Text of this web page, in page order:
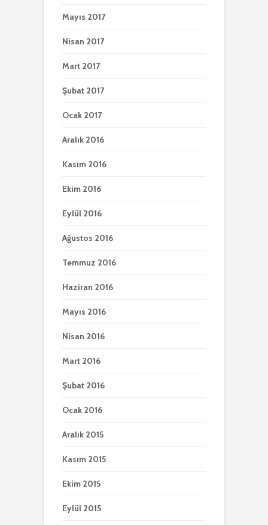
Mayıs 2017
Nisan 2017
Mart 2017
Şubat 2017
Ocak 2017
Aralık 2016
Kasım 2016
Ekim 2016
Eylül 2016
Ağustos 2016
Temmuz 2016
Haziran 2016
Mayıs 2016
Nisan 2016
Mart 2016
Şubat 2016
Ocak 2016
Aralık 2015
Kasım 2015
Ekim 2015
Eylül 2015